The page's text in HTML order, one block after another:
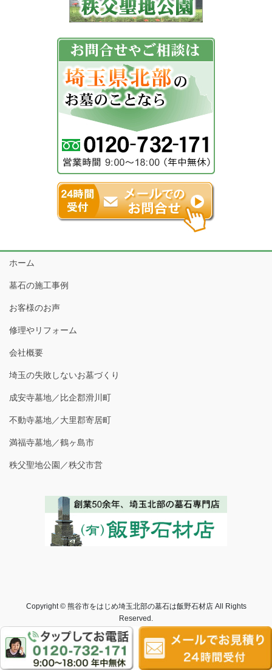
ホーム
墓石の施工事例
お客様のお声
修理やリフォーム
会社概要
埼玉の失敗しないお墓づくり
成安寺墓地／比企郡滑川町
不動寺墓地／大里郡寄居町
満福寺墓地／鶴ヶ島市
秩父聖地公園／秩父市営
Copyright © 熊谷市をはじめ埼玉北部の墓石は飯野石材店 All Rights
Reserved.